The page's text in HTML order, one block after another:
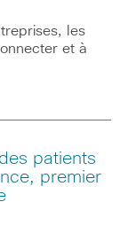
les
et à
patients
premier